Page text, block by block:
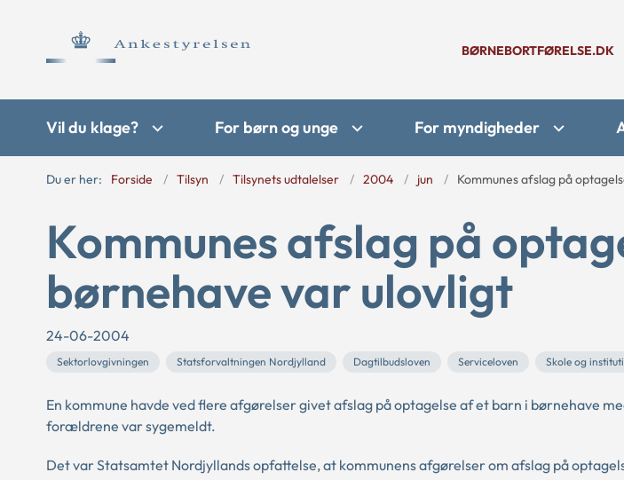
BØRNEBORTFØRELSE.DK
Vil du klage? For børn og unge For myndigheder
Du er her: Forside Tilsyn Tilsynets udtalelser 2004 jun Kommunes afslag på
Kommunes afslag på
børnehave var ulovligt
24-06-2004
Sektorlovgivningen Statsforvaltningen Nordjylland Dagtilbudsloven Serviceloven Skole og
En kommune havde ved flere afgørelser givet afslag på optagelse af et barn i børnehave
forældrene var sygemeldt.
Det var Statsamtet Nordjyllands opfattelse, at kommunens afgørelser om afslag på